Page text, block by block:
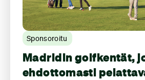
Sponsoroitu
Madridin golfkentät,
ehdottomasti